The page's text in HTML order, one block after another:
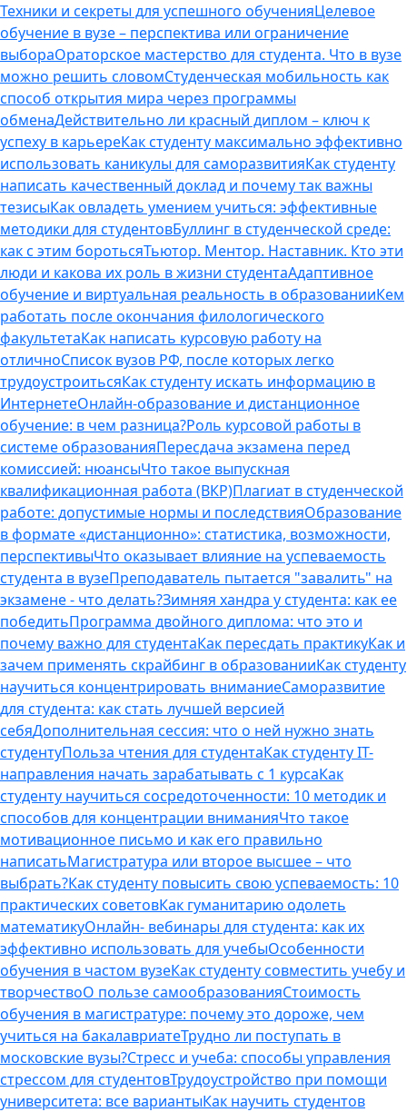
Техники и секреты для успешного обученияЦелевое
обучение в вузе – перспектива или ограничение
выбораОраторское мастерство для студента. Что в вузе
можно решить словомСтуденческая мобильность как
способ открытия мира через программы
обменаДействительно ли красный диплом – ключ к
успеху в карьереКак студенту максимально эффективно
использовать каникулы для саморазвитияКак студенту
написать качественный доклад и почему так важны
тезисыКак овладеть умением учиться: эффективные
методики для студентовБуллинг в студенческой среде:
как с этим боротьсяТьютор. Ментор. Наставник. Кто эти
люди и какова их роль в жизни студентаАдаптивное
обучение и виртуальная реальность в образованииКем
работать после окончания филологического
факультетаКак написать курсовую работу на
отличноСписок вузов РФ, после которых легко
трудоустроитьсяКак студенту искать информацию в
ИнтернетеОнлайн-образование и дистанционное
обучение: в чем разница?Роль курсовой работы в
системе образованияПересдача экзамена перед
комиссией: нюансыЧто такое выпускная
квалификационная работа (ВКР)Плагиат в студенческой
работе: допустимые нормы и последствияОбразование
в формате «дистанционно»: статистика, возможности,
перспективыЧто оказывает влияние на успеваемость
студента в вузеПреподаватель пытается "завалить" на
экзамене - что делать?Зимняя хандра у студента: как ее
победитьПрограмма двойного диплома: что это и
почему важно для студентаКак пересдать практикуКак и
зачем применять скрайбинг в образованииКак студенту
научиться концентрировать вниманиеСаморазвитие
для студента: как стать лучшей версией
себяДополнительная сессия: что о ней нужно знать
студентуПольза чтения для студентаКак студенту IT-
направления начать зарабатывать с 1 курсаКак
студенту научиться сосредоточенности: 10 методик и
способов для концентрации вниманияЧто такое
мотивационное письмо и как его правильно
написатьМагистратура или второе высшее – что
выбрать?Как студенту повысить свою успеваемость: 10
практических советовКак гуманитарию одолеть
математикуОнлайн- вебинары для студента: как их
эффективно использовать для учебыОсобенности
обучения в частом вузеКак студенту совместить учебу и
творчествоО пользе самообразованияСтоимость
обучения в магистратуре: почему это дороже, чем
учиться на бакалавриатеТрудно ли поступать в
московские вузы?Стресс и учеба: способы управления
стрессом для студентовТрудоустройство при помощи
университета: все вариантыКак научить студентов